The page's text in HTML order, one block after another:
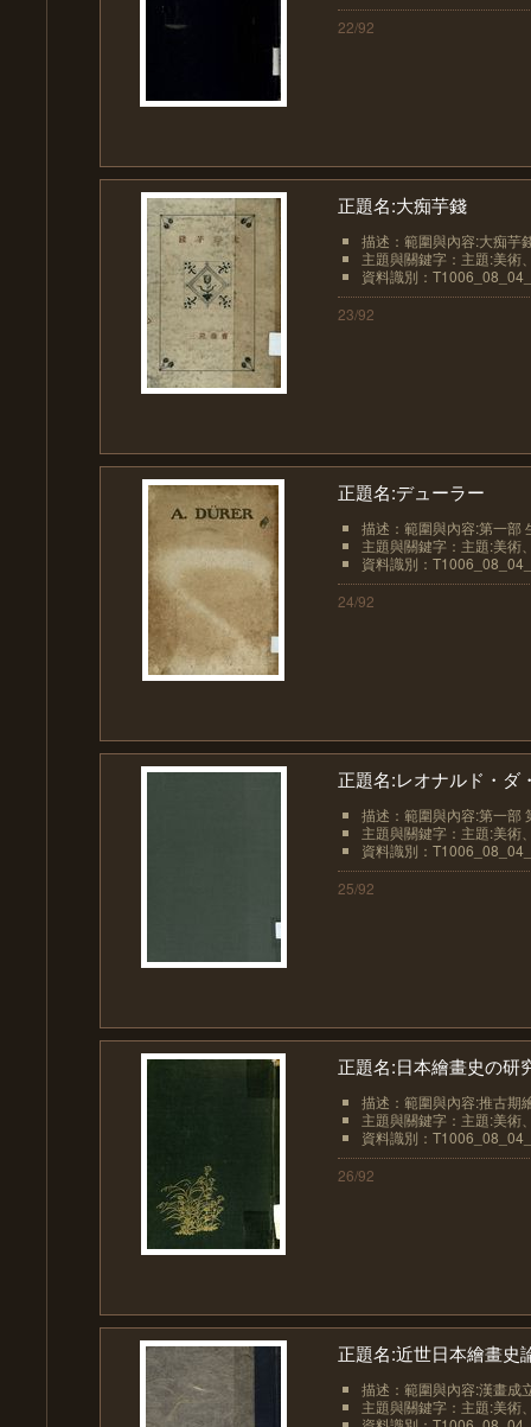
22/92
正題名:大痴芋錢
描述：範圍與內容:大痴芋
主題與關鍵字：主題:美術
資料識別：
23/92
正題名:デューラー
描述：範圍與內容:第一部
主題與關鍵字：主題:美術
資料識別：
24/92
正題名:レオナルド・ダ
描述：範圍與內容:第一部
主題與關鍵字：主題:美術
資料識別：
25/92
正題名:日本繪畫史の研
描述：範圍與內容:推古期
主題與關鍵字：主題:美術
資料識別：
26/92
正題名:近世日本繪畫史
描述：範圍與內容:漢畫成
主題與關鍵字：主題:美術